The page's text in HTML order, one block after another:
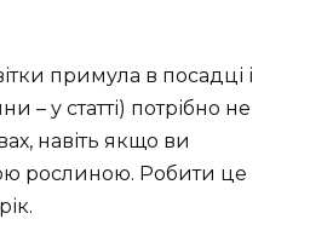
примула в посадці і
– у статті) потрібно не
навіть якщо ви
рослиною. Робити це